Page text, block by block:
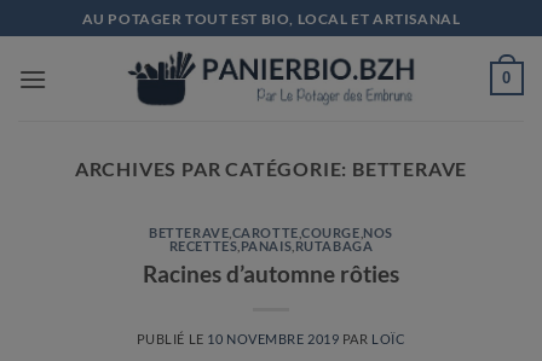
au
contenu
AU POTAGER TOUT EST BIO, LOCAL ET ARTISANAL
0
ARCHIVES PAR CATÉGORIE: BETTERAVE
BETTERAVE CAROTTE ,COURGE NOS
RECETTES PANAIS RUTABAGA
Racines d’automne rôties
PUBLIÉ LE 10 NOVEMBRE 2019 PAR LOÏC